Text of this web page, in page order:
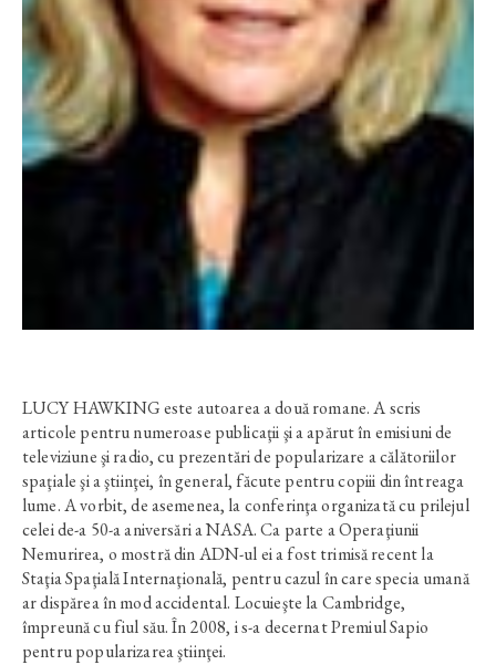
LUCY HAWKING este autoarea a două romane. A scris
articole pentru numeroase publicaţii şi a apărut în emisiuni de
televiziune şi radio, cu prezentări de popularizare a călătoriilor
spaţiale şi a ştiinţei, în general, făcute pentru copiii din întreaga
lume. A vorbit, de asemenea, la conferinţa organizată cu prilejul
celei de-a 50-a aniversări a NASA. Ca parte a Operaţiunii
Nemurirea, o mostră din ADN-ul ei a fost trimisă recent la
Staţia Spaţială Internaţională, pentru cazul în care specia umană
ar dispărea în mod accidental. Locuieşte la Cambridge,
împreună cu fiul său. În 2008, i s-a decernat Premiul Sapio
pentru popularizarea ştiinţei.